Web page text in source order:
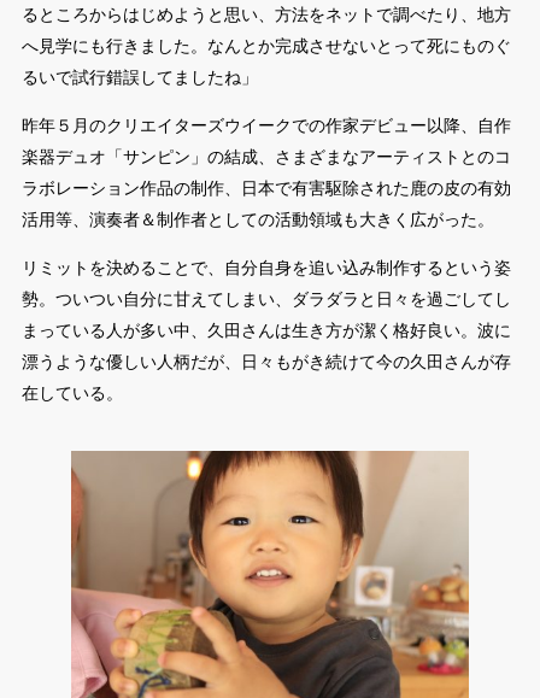
るところからはじめようと思い、方法をネットで調べたり、地方
へ見学にも行きました。なんとか完成させないとって死にものぐ
るいで試行錯誤してましたね」
昨年５月のクリエイターズウイークでの作家デビュー以降、自作
楽器デュオ「サンピン」の結成、さまざまなアーティストとのコ
ラボレーション作品の制作、日本で有害駆除された鹿の皮の有効
活用等、演奏者＆制作者としての活動領域も大きく広がった。
リミットを決めることで、自分自身を追い込み制作するという姿
勢。ついつい自分に甘えてしまい、ダラダラと日々を過ごしてし
まっている人が多い中、久田さんは生き方が潔く格好良い。波に
漂うような優しい人柄だが、日々もがき続けて今の久田さんが存
在している。